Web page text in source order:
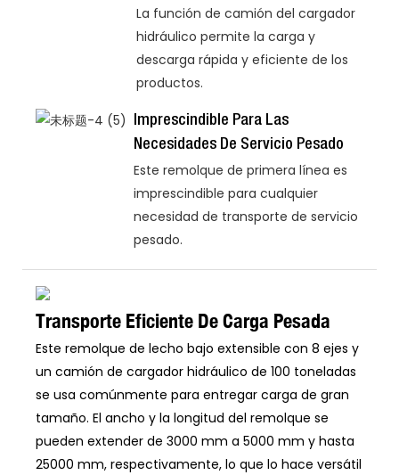
La función de camión del cargador
hidráulico permite la carga y
descarga rápida y eficiente de los
productos.
Imprescindible Para Las
Necesidades De Servicio Pesado
Este remolque de primera línea es
imprescindible para cualquier
necesidad de transporte de servicio
pesado.
Transporte Eficiente De Carga Pesada
Este remolque de lecho bajo extensible con 8 ejes y
un camión de cargador hidráulico de 100 toneladas
se usa comúnmente para entregar carga de gran
tamaño. El ancho y la longitud del remolque se
pueden extender de 3000 mm a 5000 mm y hasta
25000 mm, respectivamente, lo que lo hace versátil